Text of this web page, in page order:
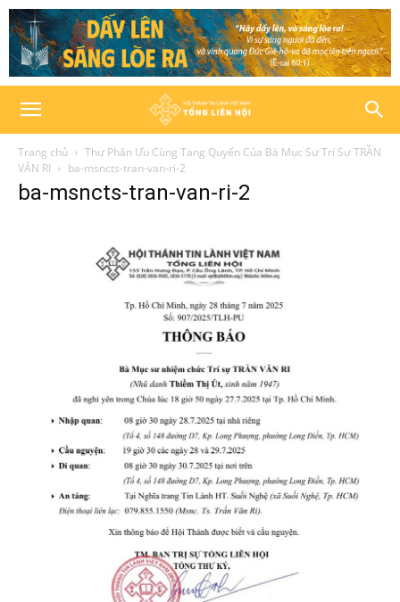
Trang chủ
Thư Phân Ưu Cùng Tang Quyến Của Bà Mục Sư Trí Sự TRẦN
VĂN RI
ba-msncts-tran-van-ri-2
ba-msncts-tran-van-ri-2